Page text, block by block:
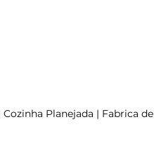
Planejada | Fabrica de